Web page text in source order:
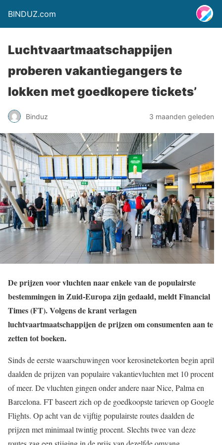
BINDUZ.com
Luchtvaartmaatschappijen
proberen vakantiegangers te
lokken met goedkopere tickets’
Binduz 3 maanden geleden
De prijzen voor vluchten naar enkele van de populairste
bestemmingen in Zuid-Europa zijn gedaald, meldt Financial
Times (FT). Volgens de krant verlagen
luchtvaartmaatschappijen de prijzen om consumenten aan te
zetten tot boeken.
Sinds de eerste waarschuwingen voor kerosinetekorten begin april
daalden de prijzen van populaire vakantievluchten met 10 procent
of meer. De vluchten gingen onder andere naar Nice, Palma en
Barcelona. FT baseert zich op de goedkoopste tarieven op Google
Flights. Op acht van de vijftig populairste routes daalden de
prijzen met minimaal twintig procent. Slechts twee van deze